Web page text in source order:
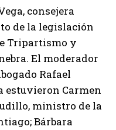
consejera
de la legislación
Tripartismo y
El moderador
Rafael
estuvieron Carmen
ministro de la
Bárbara